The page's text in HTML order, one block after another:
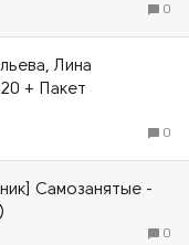
0
Лина
+ Пакет
0
Самозанятые -
0